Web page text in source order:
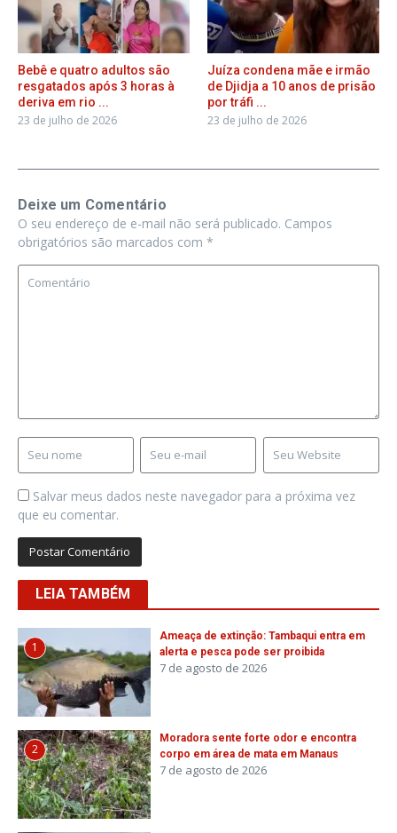
Bebê e quatro adultos são
resgatados após 3 horas à
deriva em rio ...
23 de julho de 2026
Juíza condena mãe e irmão
de Djidja a 10 anos de prisão
por tráfi ...
23 de julho de 2026
Deixe um Comentário
O seu endereço de e-mail não será publicado. Campos
obrigatórios são marcados com *
Salvar meus dados neste navegador para a próxima vez
que eu comentar.
LEIA TAMBÉM
1
Ameaça de extinção: Tambaqui entra em
alerta e pesca pode ser proibida
7 de agosto de 2026
2
Moradora sente forte odor e encontra
corpo em área de mata em Manaus
7 de agosto de 2026